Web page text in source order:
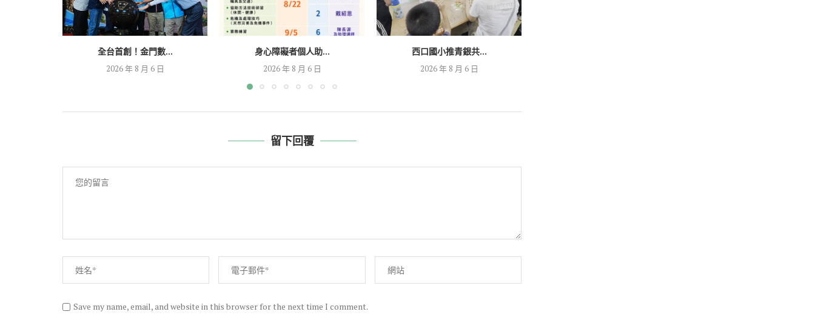
全台首創！金門數...
2026 年 8 月 6 日
身心障礙者個人助...
2026 年 8 月 6 日
西口國小推青銀共...
2026 年 8 月 6 日
留下回覆
Save my name, email, and website in this browser for the next time I comment.